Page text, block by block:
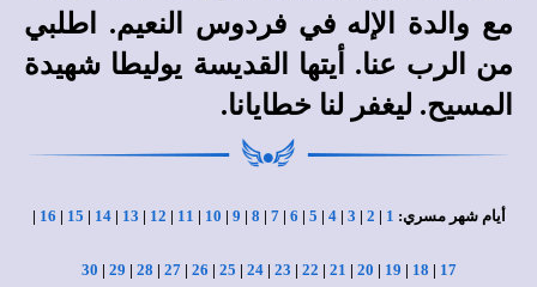
مع والدة الإله في فردوس النعيم. اطلبي
من الرب عنا. أيتها القديسة يوليطا شهيدة
المسيح. ليغفر لنا خطايانا.
أيام شهر مسري: 1
|
2
|
3
|
4
|
5
|
6
|
7
|
8
|
9
|
10
|
11
|
12
|
13
|
14
|
15
|
16
|
17
|
18
|
19
|
20
|
21
|
22
|
23
|
24
|
25
|
26
|
27
|
28
|
29
|
30